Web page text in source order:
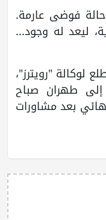
فوضى عارمة.
ليعد له وجود...
"رويترز"،
طهران صباح
بعد مشاورات